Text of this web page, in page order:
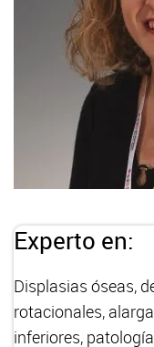
Experto en:
Displasias óseas,
rotacionales,
inferiores,